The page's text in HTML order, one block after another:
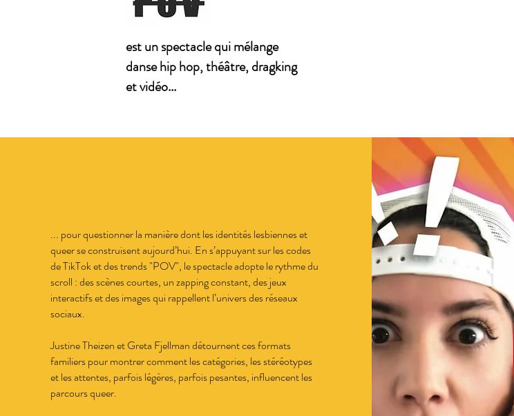
est un spectacle qui mélange
danse hip hop, théâtre, dragking
et vidéo...
... pour questionner la manière dont les identités lesbiennes et
queer se construisent aujourd’hui. En s’appuyant sur les codes
de TikTok et des trends "POV", le spectacle adopte le rythme du
scroll : des scènes courtes, un zapping constant, des jeux
interactifs et des images qui rappellent l’univers des réseaux
sociaux.
Justine Theizen et Greta Fjellman détournent ces formats
familiers pour montrer comment les catégories, les stéréotypes
et les attentes, parfois légères, parfois pesantes, influencent les
parcours queer.